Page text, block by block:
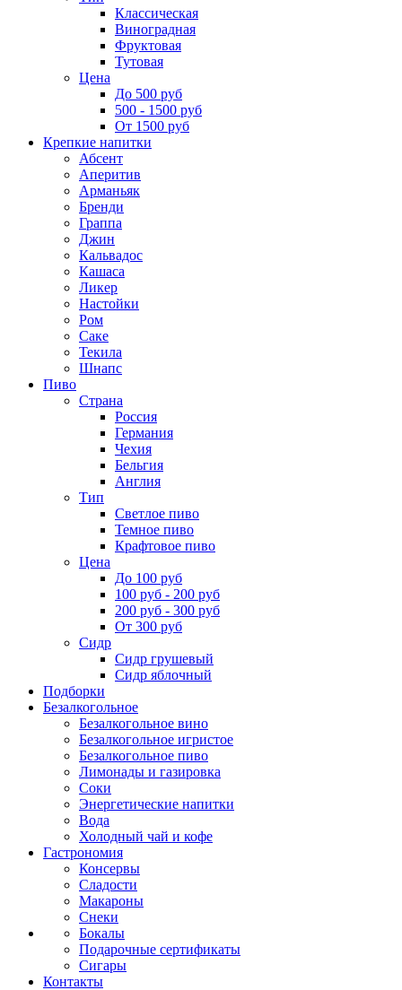
Классическая
Виноградная
Фруктовая
Тутовая
Цена
До 500 руб
500 - 1500 руб
От 1500 руб
Крепкие напитки
Абсент
Аперитив
Арманьяк
Бренди
Граппа
Джин
Кальвадос
Кашаса
Ликер
Настойки
Ром
Саке
Текила
Шнапс
Пиво
Страна
Россия
Германия
Чехия
Бельгия
Англия
Тип
Светлое пиво
Темное пиво
Крафтовое пиво
Цена
До 100 руб
100 руб - 200 руб
200 руб - 300 руб
От 300 руб
Сидр
Сидр грушевый
Сидр яблочный
Подборки
Безалкогольное
Безалкогольное вино
Безалкогольное игристое
Безалкогольное пиво
Лимонады и газировка
Соки
Энергетические напитки
Вода
Холодный чай и кофе
Гастрономия
Консервы
Сладости
Макароны
Снеки
Бокалы
Подарочные сертификаты
Сигары
Контакты